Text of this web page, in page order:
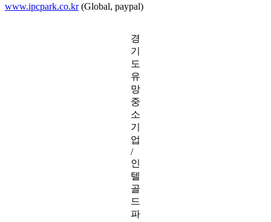
www.ipcpark.co.kr(Global, paypal)
경
기
도
유
망
중
소
기
업
/
인
텔
골
드
파